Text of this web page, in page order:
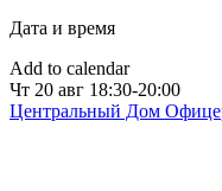
Дата и время
Add to calendar
Чт 20 авг 18:30-20:00
Центральный Дом